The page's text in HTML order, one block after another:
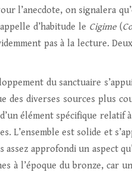
l’anecdote, on signalera
d’habitude le Cigime(
pas à la lecture.
du sanctuaire
des diverses sources plus
élément spécifique
L’ensemble est solide et
assez approfondi un aspect
à l’époque du bronze, car